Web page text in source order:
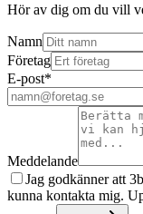
Hör av dig om du vill
Namn
Företag
E-post*
Meddelande
Jag godkänner att
kunna kontakta mig.